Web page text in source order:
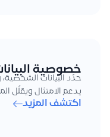
خصوصية
حدّد البيانات الشخصية،
يدعم الامتثال ويقلّل
اكتشف المزيد